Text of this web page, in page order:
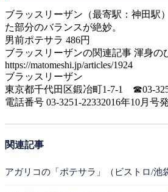
ブラッスリーザン（最寄駅：神田駅
た部分のバランスが絶妙。
男前ポテサラ 486円
ブラッスリーザンの関連記事 渾身の
https://matomeshi.jp/articles/1924
ブラッスリーザン
東京都千代田区鍛冶町1-7-1 ☎03-
電話番号 03-3251-22332016年10月号
関連記事
アガリコの「ポテサラ」（ビストロ/